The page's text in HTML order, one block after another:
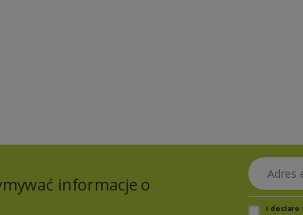
informacje o
Adres email
I declare